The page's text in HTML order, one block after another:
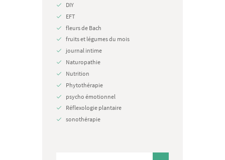
DIY
EFT
fleurs de Bach
fruits et légumes du mois
journal intime
Naturopathie
Nutrition
Phytothérapie
psycho émotionnel
Réflexologie plantaire
sonothérapie